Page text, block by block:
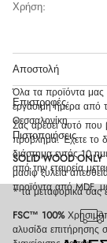
Χρήση:
Αποστολή
Όλα τα προϊόντα μας
εργάσιμη ημέρα από
Θεσσαλονίκη.
Επιστροφές
Σας αρέσει αυτό που
πρόβλημα. Έχετε το
διάστημα εντός 10
από την εταιρεία
* τα μεταφορικά σας
Πιστοποιήσεις
SOLID WOOD ONLY
μασίφ ξυλεία
προϊόντα από MDF,
FSC™ 100%
αλυσίδα επιτήρησης